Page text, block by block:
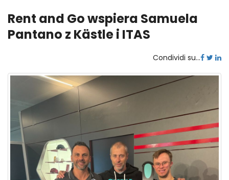
Rent and Go wspiera Samuela
Pantano z Kästle i ITAS
Condividi su...